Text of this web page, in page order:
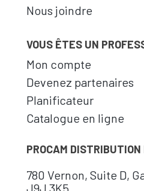
Nous joindre
VOUS ÊTES UN
Mon compte
Devenez partenaires
Planificateur
Catalogue en ligne
PROCAM DISTRIBUTION
780 Vernon, Suite D,
J9J 3K5